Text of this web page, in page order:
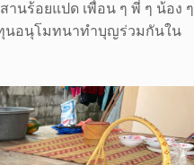
านร้อยแปด เพื่อน ๆ พี่ ๆ น้อง ๆ
นอนุโมทนาทำบุญร่วมกันใน